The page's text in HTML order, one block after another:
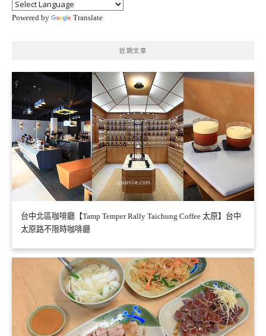
Powered by Translate
近期文章
台中北區咖啡廳【Tamp Temper Rally Taichung Coffee 太原】台中
太原路不限時咖啡廳